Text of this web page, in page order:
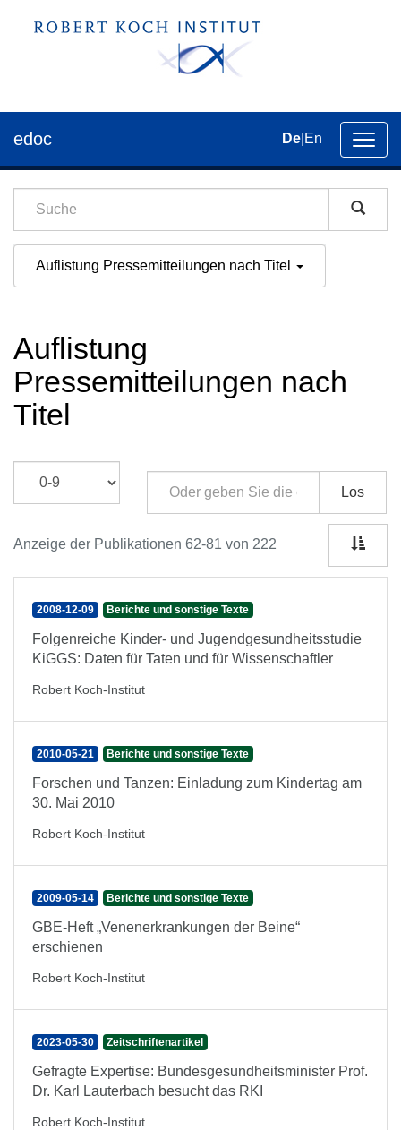
der
edoc De En
Auflistung Pressemitteilungen nach Titel
Auflistung
Pressemitteilungen nach
Titel
Los
Anzeige der Publikationen 62-81 von 222
2008-12-09 Berichte und sonstige Texte
Folgenreiche Kinder- und Jugendgesundheitsstudie
KiGGS: Daten für Taten und für Wissenschaftler
Robert Koch-Institut
2010-05-21 Berichte und sonstige Texte
Forschen und Tanzen: Einladung zum Kindertag am
30. Mai 2010
Robert Koch-Institut
2009-05-14 Berichte und sonstige Texte
GBE-Heft „Venenerkrankungen der Beine“
erschienen
Robert Koch-Institut
2023-05-30 Zeitschriftenartikel
Gefragte Expertise: Bundesgesundheitsminister Prof.
Dr. Karl Lauterbach besucht das RKI
Robert Koch-Institut